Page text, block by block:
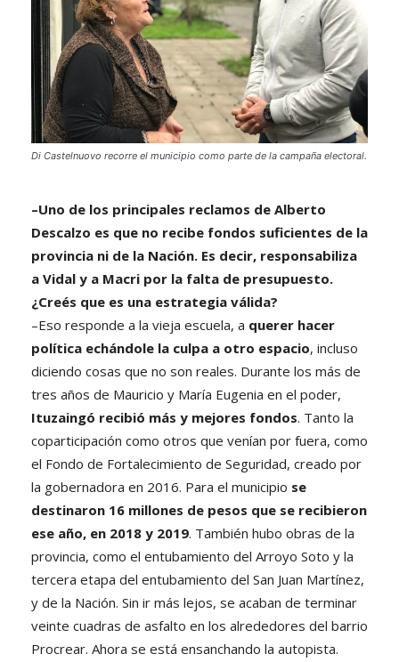
Di Castelnuovo recorre el municipio como parte de la campaña electoral.
–Uno de los principales reclamos de Alberto
Descalzo es que no recibe fondos suficientes de la
provincia ni de la Nación. Es decir, responsabiliza
a Vidal y a Macri por la falta de presupuesto.
¿Creés que es una estrategia válida?
–Eso responde a la vieja escuela, a querer hacer
política echándole la culpa a otro espacio, incluso
diciendo cosas que no son reales. Durante los más de
tres años de Mauricio y María Eugenia en el poder,
Ituzaingó recibió más y mejores fondos. Tanto la
coparticipación como otros que venían por fuera, como
el Fondo de Fortalecimiento de Seguridad, creado por
la gobernadora en 2016. Para el municipio se
destinaron 16 millones de pesos que se recibieron
ese año, en 2018 y 2019. También hubo obras de la
provincia, como el entubamiento del Arroyo Soto y la
tercera etapa del entubamiento del San Juan Martínez,
y de la Nación. Sin ir más lejos, se acaban de terminar
veinte cuadras de asfalto en los alrededores del barrio
Procrear. Ahora se está ensanchando la autopista.